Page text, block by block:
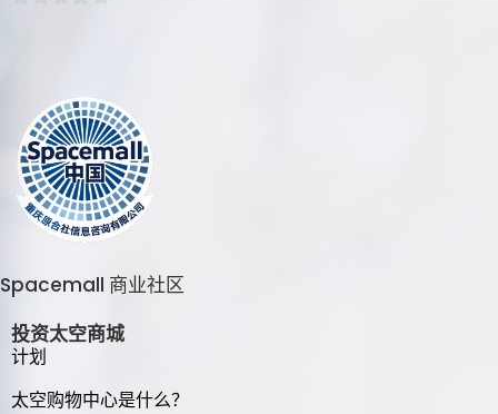
Spacemall 商业社区
投资太空商城
计划
太空购物中心是什么？